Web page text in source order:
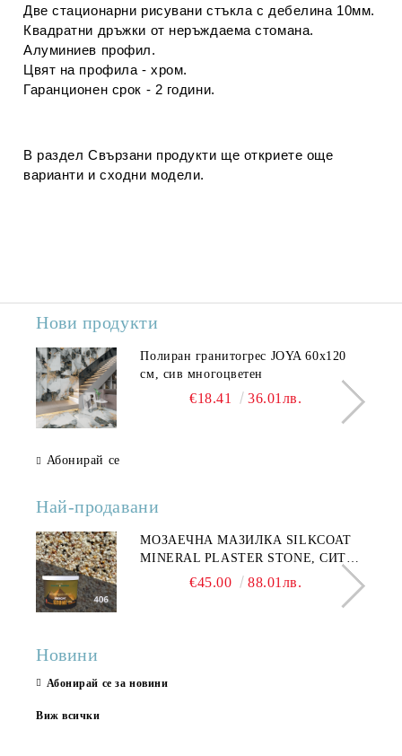
Две стационарни рисувани стъкла с дебелина 10мм.
Квадратни дръжки от неръждаема стомана.
Алуминиев профил.
Цвят на профила - хром.
Гаранционен срок - 2 години.
В разделСвързани продукти ще откриете още
варианти и сходни модели.
Нови продукти
Полиран гранитогрес JOYA 60x120
см, сив многоцветен
€18.41 36.01лв.
Абонирай се
Най-продавани
МОЗАЕЧНА МАЗИЛКА SILKCOAT
MINERAL PLASTER STONE, СИТЕН
КАМЪК 406 25КГ
€45.00 88.01лв.
Новини
Абонирай се за новини
Виж всички